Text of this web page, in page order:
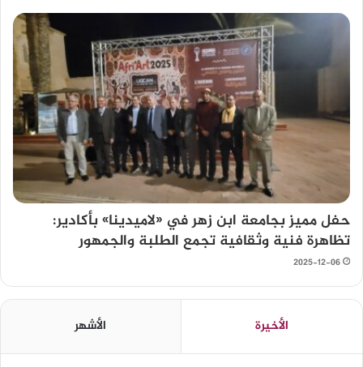
حفل مميز بجامعة ابن زهر في «لاميدينا» بأكادير:
تظاهرة فنية وثقافية تجمع الطلبة والجمهور
2025-12-06
الأخيرة الأشهر